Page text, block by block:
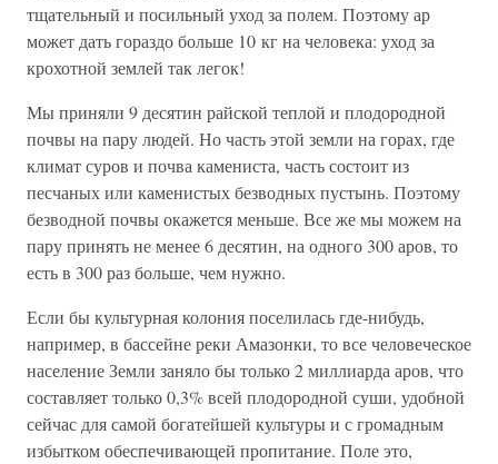
тщательный и посильный уход за полем. Поэтому ар
может дать гораздо больше 10 кг на человека: уход за
крохотной землей так легок!
Мы приняли 9 десятин райской теплой и плодородной
почвы на пару людей. Но часть этой земли на горах, где
климат суров и почва камениста, часть состоит из
песчаных или каменистых безводных пустынь. Поэтому
безводной почвы окажется меньше. Все же мы можем на
пару принять не менее 6 десятин, на одного 300 аров, то
есть в 300 раз больше, чем нужно.
Если бы культурная колония поселилась где-нибудь,
например, в бассейне реки Амазонки, то все человеческое
население Земли заняло бы только 2 миллиарда аров, что
составляет только 0,3% всей плодородной суши, удобной
сейчас для самой богатейшей культуры и с громадным
избытком обеспечивающей пропитание. Поле это,